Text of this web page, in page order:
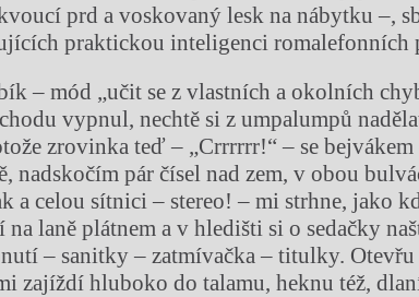
prd a voskovaný lesk na nábytku –,
praktickou inteligenci romalefonních
– mód „učit se z vlastních a okolních
vypnul, nechtě si z umpalumpů
zrovinka teď – „Crrrrrr!“ – se
nadskočím pár čísel nad zem, v obou
a celou sítnici – stereo! – mi strhne, jako
laně plátnem a v hledišti si o sedačky
– sanitky – zatmívačka – titulky.
zajíždí hluboko do talamu, heknu též,